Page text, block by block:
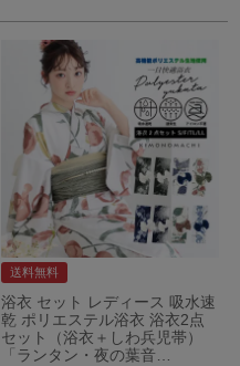
送料無料
浴衣 セット レディース 吸水速
乾 ポリエステル浴衣 浴衣2点
セット（浴衣＋しわ兵児帯）
「ランタン・夜の葉音…